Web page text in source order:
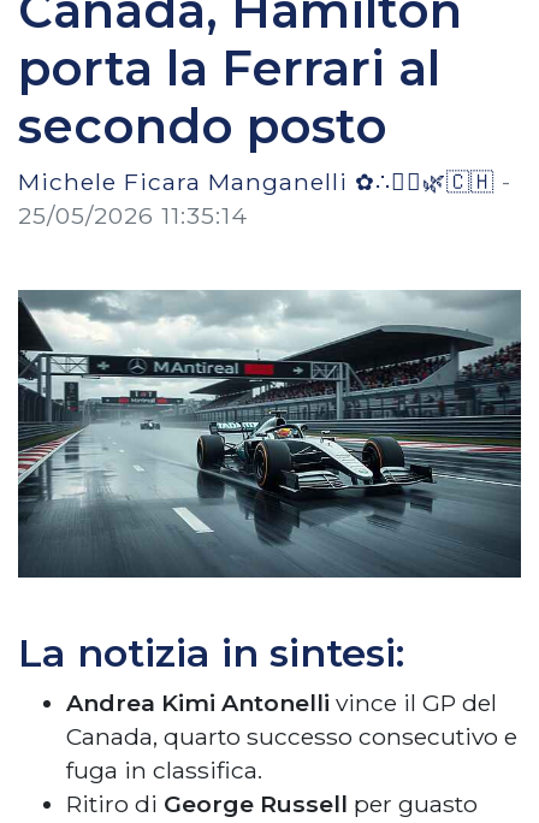
porta la Ferrari al
secondo posto
Michele Ficara Manganelli ✿∴♛🌿🇨🇭 -
25/05/2026 11:35:14
La notizia in sintesi:
Andrea Kimi Antonelli vince il GP del
Canada, quarto successo consecutivo e
fuga in classifica.
Ritiro di George Russell per guasto